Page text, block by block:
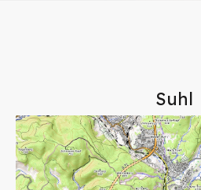
Suhl